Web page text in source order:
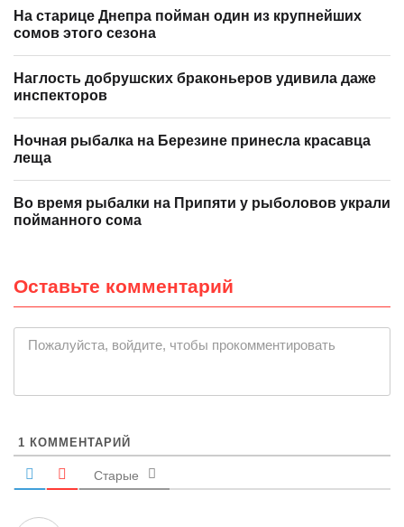
На старице Днепра пойман один из крупнейших
сомов этого сезона
Наглость добрушских браконьеров удивила даже
инспекторов
Ночная рыбалка на Березине принесла красавца
леща
Во время рыбалки на Припяти у рыболовов украли
пойманного сома
Оставьте комментарий
Пожалуйста, войдите, чтобы прокомментировать
1 КОММЕНТАРИЙ
Старые